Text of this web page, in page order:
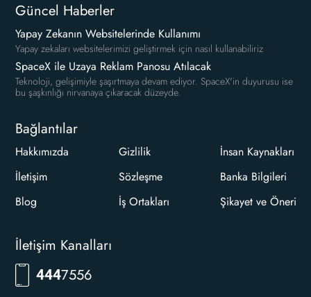
Güncel Haberler
Yapay Zekanın Websitelerinde Kullanımı
Yapay zekaları websitelerimizi geliştirmek için nasıl kullanabiliriz
SpaceX ile Uzaya Reklam Panosu Atılacak
Teknoloji, gelişimiyle şaşırtmaya devam ediyor. SpaceX'in duyurusu ise
bu şaşkınlığı nirvanaya çıkaracak düzeyde.
Bağlantılar
Hakkımızda
İletişim
Blog
Gizlilik
Sözleşme
İş Ortakları
İnsan Kaynakları
Banka Bilgileri
Şikayet ve Öneri
İletişim Kanalları
4447556